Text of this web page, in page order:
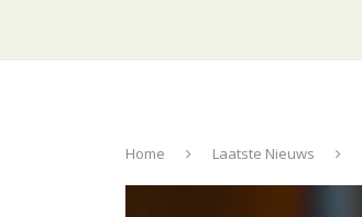
Home Laatste Nieuws